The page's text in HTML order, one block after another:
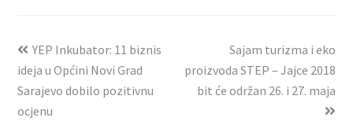
YEP Inkubator: 11 biznis
ideja u Općini Novi Grad
Sarajevo dobilo pozitivnu
ocjenu
Sajam turizma i eko
proizvoda STEP – Jajce 2018
bit će održan 26. i 27. maja